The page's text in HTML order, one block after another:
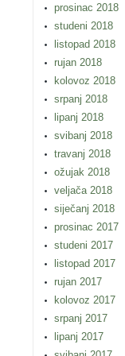
prosinac 2018
studeni 2018
listopad 2018
rujan 2018
kolovoz 2018
srpanj 2018
lipanj 2018
svibanj 2018
travanj 2018
ožujak 2018
veljača 2018
siječanj 2018
prosinac 2017
studeni 2017
listopad 2017
rujan 2017
kolovoz 2017
srpanj 2017
lipanj 2017